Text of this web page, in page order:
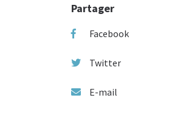
Partager
Facebook
Twitter
E-mail